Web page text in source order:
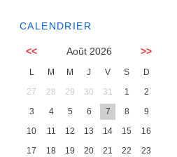
CALENDRIER
<< Août 2026 >>
L M M J V S
D
27
28 29 30 31 1
2
3
4 5 6 7 8
9
10
11 12 13 14 15
16
17
18 19 20 21 22
23